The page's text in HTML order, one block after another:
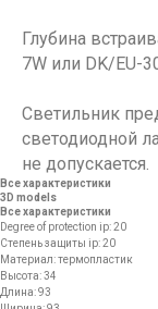
Глубина
7W или DK/EU-
Светильник
светодиодной
не допускается.
Все характеристики
3D models
Все характеристики
Degree of protection ip: 20
Степень защиты ip: 20
Материал: термопластик
Высота: 34
Длина: 93